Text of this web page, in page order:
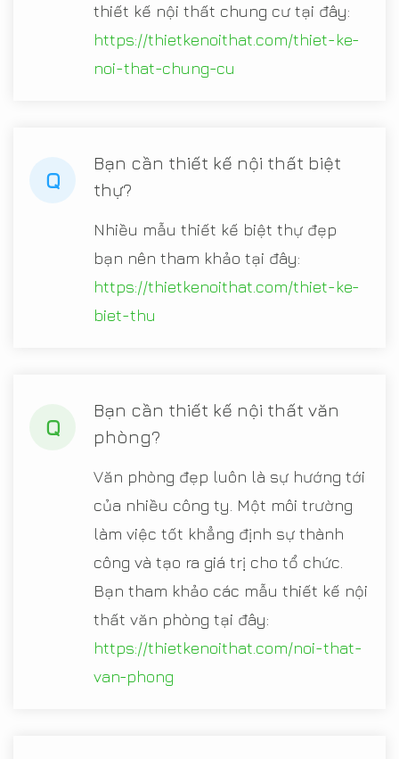
thiết kế nội thất chung cư tại đây:
https://thietkenoithat.com/thiet-ke-
noi-that-chung-cu
Q
Bạn cần thiết kế nội thất biệt
thự?
Nhiều mẫu thiết kế biệt thự đẹp
bạn nên tham khảo tại đây:
https://thietkenoithat.com/thiet-ke-
biet-thu
Q
Bạn cần thiết kế nội thất văn
phòng?
Văn phòng đẹp luôn là sự hướng tới
của nhiều công ty. Một môi trường
làm việc tốt khẳng định sự thành
công và tạo ra giá trị cho tổ chức.
Bạn tham khảo các mẫu thiết kế nội
thất văn phòng tại đây:
https://thietkenoithat.com/noi-that-
van-phong